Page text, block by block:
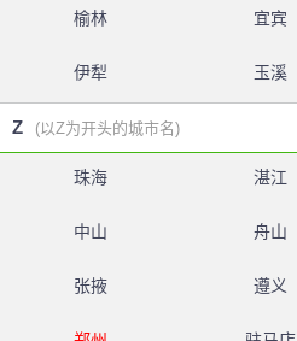
榆林 宜宾
伊犁 玉溪
Z (以Z为开头的城市名)
珠海 湛江
中山 舟山
张掖 遵义